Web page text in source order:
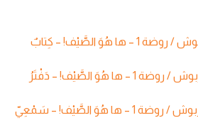
طربوش / روضة 1 – ها هُوَ الصَّيْف! – كِتابٌ
طربوش / روضة 1 – ها هُوَ الصَّيْف! – دَفْتَرُ
طربوش / روضة 1 – ها هُوَ الصَّيْف! – سَمْعِيّ